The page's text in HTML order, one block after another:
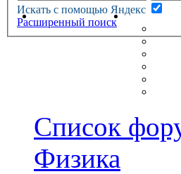
Искать с помощью Яндекс
Расширенный поиск
НОВАЯ ТЕОРИЯФОРУМ
Список
Физика